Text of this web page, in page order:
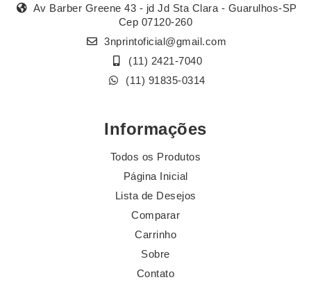
Av Barber Greene 43 - jd Jd Sta Clara - Guarulhos-SP
Cep 07120-260
3nprintoficial@gmail.com
(11) 2421-7040
(11) 91835-0314
Informações
Todos os Produtos
Página Inicial
Lista de Desejos
Comparar
Carrinho
Sobre
Contato